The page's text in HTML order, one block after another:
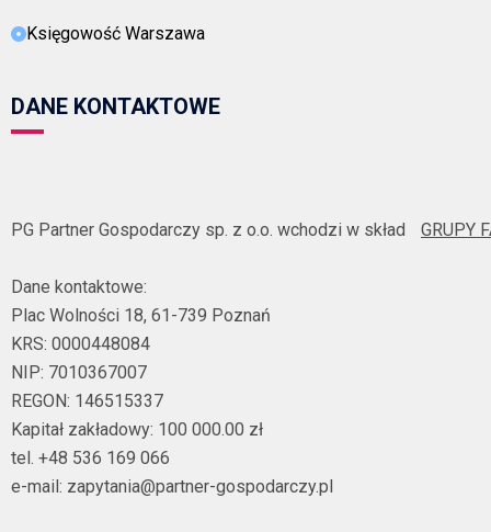
Księgowość Warszawa
DANE KONTAKTOWE
PG Partner Gospodarczy sp. z o.o. wchodzi w skład GRUPY
Dane kontaktowe:
Plac Wolności 18, 61-739 Poznań
KRS: 0000448084
NIP: 7010367007
REGON: 146515337
Kapitał zakładowy: 100 000.00 zł
tel. +48 536 169 066
e-mail: zapytania@partner-gospodarczy.pl